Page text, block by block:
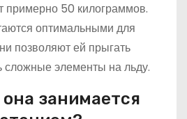
примерно 50 килограммов.
оптимальными для
позволяют ей прыгать
сложные элементы на льду.
занимается